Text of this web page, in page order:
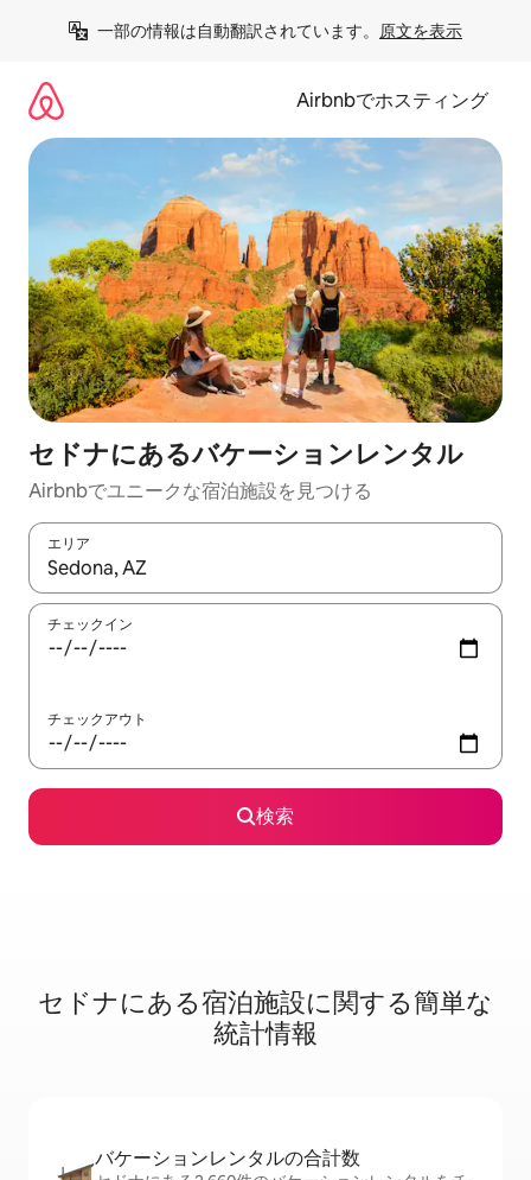
一部の情報は自動翻訳されています。 原文を表示
Airbnbでホスティング
セドナにあるバケーションレンタル
Airbnbでユニークな宿泊施設を見つける
エリア
検索結果が表示されたら、上下の矢印キーを使って移動するか
チェックイン
チェックアウト
検索
セドナに⁠あ⁠る宿⁠泊⁠施⁠設⁠に関⁠す⁠る簡⁠単⁠な
統⁠計⁠情⁠報
バケーションレ⁠ン⁠タ⁠ル⁠の合⁠計⁠数